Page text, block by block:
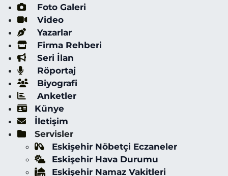
Foto Galeri
Video
Yazarlar
Firma Rehberi
Seri İlan
Röportaj
Biyografi
Anketler
Künye
İletişim
Servisler
Eskişehir Nöbetçi Eczaneler
Eskişehir Hava Durumu
Eskişehir Namaz Vakitleri